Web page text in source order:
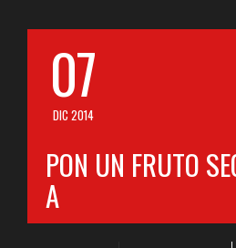
07
DIC 2014
PON UN FRUTO
A